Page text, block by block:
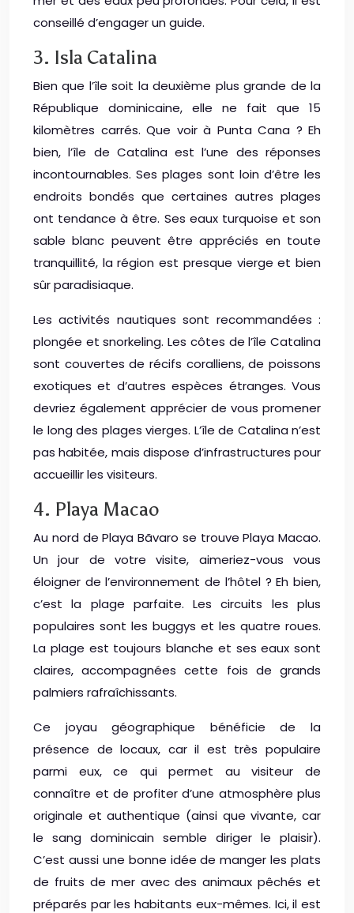
conseillé d’engager un guide.
3. Isla Catalina
Bien que l’île soit la deuxième plus grande de la
République dominicaine, elle ne fait que 15
kilomètres carrés. Que voir à Punta Cana ? Eh
bien, l’île de Catalina est l’une des réponses
incontournables. Ses plages sont loin d’être les
endroits bondés que certaines autres plages
ont tendance à être. Ses eaux turquoise et son
sable blanc peuvent être appréciés en toute
tranquillité, la région est presque vierge et bien
sûr paradisiaque.
Les activités nautiques sont recommandées :
plongée et snorkeling. Les côtes de l’île Catalina
sont couvertes de récifs coralliens, de poissons
exotiques et d’autres espèces étranges. Vous
devriez également apprécier de vous promener
le long des plages vierges. L’île de Catalina n’est
pas habitée, mais dispose d’infrastructures pour
accueillir les visiteurs.
4. Playa Macao
Au nord de Playa Bãvaro se trouve Playa Macao.
Un jour de votre visite, aimeriez-vous vous
éloigner de l’environnement de l’hôtel ? Eh bien,
c’est la plage parfaite. Les circuits les plus
populaires sont les buggys et les quatre roues.
La plage est toujours blanche et ses eaux sont
claires, accompagnées cette fois de grands
palmiers rafraîchissants.
Ce joyau géographique bénéficie de la
présence de locaux, car il est très populaire
parmi eux, ce qui permet au visiteur de
connaître et de profiter d’une atmosphère plus
originale et authentique (ainsi que vivante, car
le sang dominicain semble diriger le plaisir).
C’est aussi une bonne idée de manger les plats
de fruits de mer avec des animaux pêchés et
préparés par les habitants eux-mêmes. Ici, il est